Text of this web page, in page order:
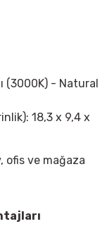
(3000K) - Natural
18,3 x 9,4 x
ofis ve mağaza